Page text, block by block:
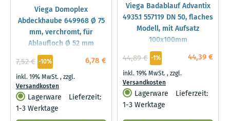
Viega Domoplex
Abdeckhaube 649968 Ø 75
mm, verchromt, für
Ablaufloch Ø 52 mm
6,78 €
7,52 € -10%
inkl. 19% MwSt.,zzgl.
Versandkosten
Lagerware
Lieferzeit:
1-3 Werktage
Viega Badablauf Advantix
4935.1 557119 DN 50, flaches
Modell, mit Aufsatz
100x100mm
44,39 €
44,89 € -1%
inkl. 19% MwSt.,zzgl.
Versandkosten
Lagerware
Lieferzeit:
1-3 Werktage